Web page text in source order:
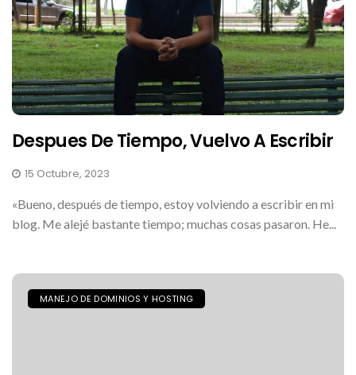
Despues De Tiempo, Vuelvo A Escribir
15 Octubre, 2023
«Bueno, después de tiempo, estoy volviendo a escribir en mi
blog. Me alejé bastante tiempo; muchas cosas pasaron. He...
MANEJO DE DOMINIOS Y HOSTING